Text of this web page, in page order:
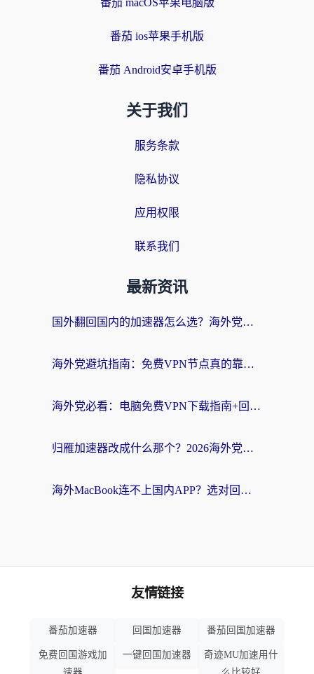
番茄 macOS苹果电脑版
番茄 ios苹果手机版
番茄 Android安卓手机版
关于我们
服务条款
隐私协议
应用权限
联系我们
最新资讯
国外翻回国内的加速器怎么选？海外党亲测实用指南，告别地域限制
海外党避坑指南：免费VPN节点真的靠谱吗？教你选对回国加速器无缝访问国内资源
海外党必看：电脑免费VPN下载指南+回国加速器选择全攻略，告别地区限制
归雁加速器改成什么那个？2026海外党回国加速全攻略：告别地区限制，轻松刷剧玩游戏
海外MacBook连不上国内APP？选对回国VPN，告别地区限制的烦恼
友情链接
番茄加速器 回国加速器 番茄回国加速器
免费回国游戏加
一键回国加速器
奇迹MU加速用什